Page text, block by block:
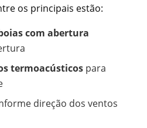
os principais estão:
com abertura
termoacústicos para
direção dos ventos